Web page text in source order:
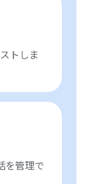
トしま
を管理で